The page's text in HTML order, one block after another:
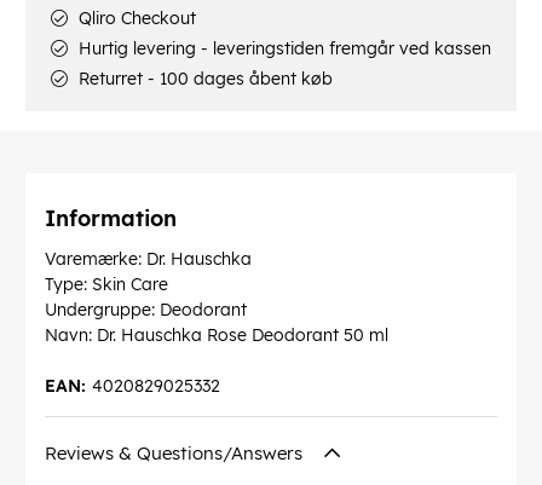
Qliro Checkout
Hurtig levering - leveringstiden fremgår ved kassen
Returret - 100 dages åbent køb
Information
Varemærke: Dr. Hauschka
Type: Skin Care
Undergruppe: Deodorant
Navn: Dr. Hauschka Rose Deodorant 50 ml
4020829025332
EAN:
Reviews & Questions/Answers